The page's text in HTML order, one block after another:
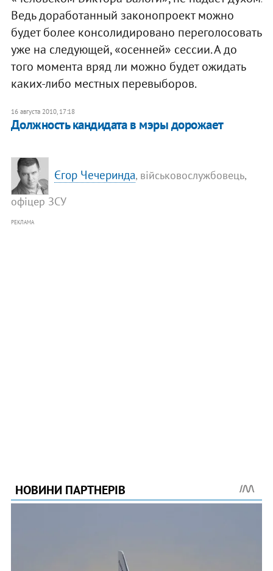
Ведь доработанный законопроект можно
будет более консолидировано переголосовать
уже на следующей, «осенней» сессии. А до
того момента вряд ли можно будет ожидать
каких-либо местных перевыборов.
16 августа 2010, 17:18
Должность кандидата в мэры дорожает
Єгор Чечеринда, військовослужбовець,
офіцер ЗСУ
РЕКЛАМА